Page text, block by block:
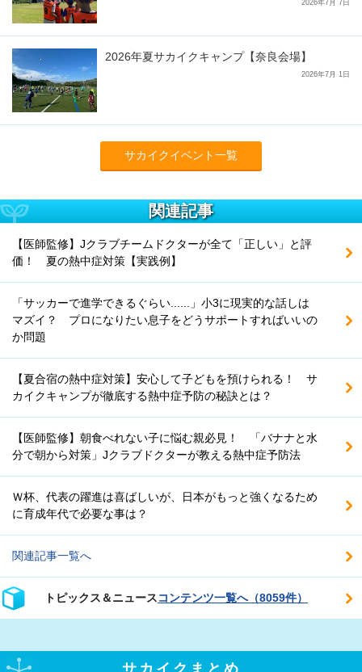
2026年7月 7日
2026年夏サカイクキャンプ【奈良会場】
2026年7月 1日
サカイクイベント一覧
関連記事
【医師監修】Jクラブチームドクターが全て「正しい」と評
価！ 夏の熱中症対策【実践例】
「サッカーで進学できるぐらい......」小3に現実的な話しは
マズイ？ プロになりたい息子をどうサポートすればいいの
か問題
【夏合宿の熱中症対策】安心して子どもを預けられる！ サ
カイクキャンプが徹底する熱中症予防の秘訣とは？
【医師監修】朝食べれない子に悩む親必見！ 「バナナと水
分で朝から対策」Jクラブドクターが教える熱中症予防法
Ｗ杯、代表の躍進は喜ばしいが、日本がもっと強くなるため
に育成年代で必要な事は？
関連記事一覧へ
トピックス＆ニュースコンテンツ一覧へ（8059件）
サカイクまとめ